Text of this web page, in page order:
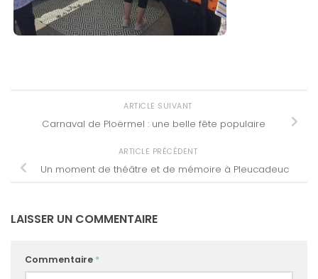
ARTICLE SUIVANT
Carnaval de Ploërmel : une belle fête populaire
ARTICLE PRÉCÉDENT
Un moment de théâtre et de mémoire à Pleucadeuc
LAISSER UN COMMENTAIRE
Commentaire *